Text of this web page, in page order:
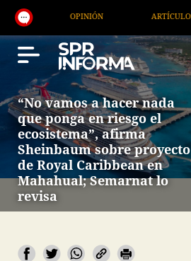
OPINIÓN ARTÍCULOS
“No vamos a hacer nada
que ponga en riesgo el
ecosistema”, afirma
Sheinbaum sobre proyecto
de Royal Caribbean en
Mahahual; Semarnat lo
revisa